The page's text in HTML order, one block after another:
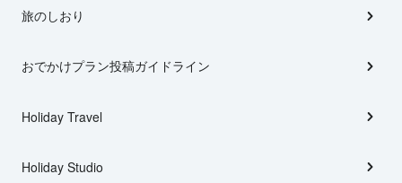
旅のしおり
おでかけプラン投稿ガイドライン
Holiday Travel
Holiday Studio